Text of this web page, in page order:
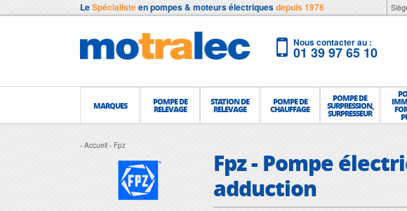
LeSpécialisteen pompes & moteurs électriquesdepuis 1976
Nous contacter au :
01 39 97 65 10
MARQUES POMPE DE
RELEVAGE
STATION DE
RELEVAGE
POMPE DE
CHAUFFAGE
POMPE DE
SURPRESSION,
SURPRESSEUR
Accueil Fpz
Fpz - Pompe
adduction